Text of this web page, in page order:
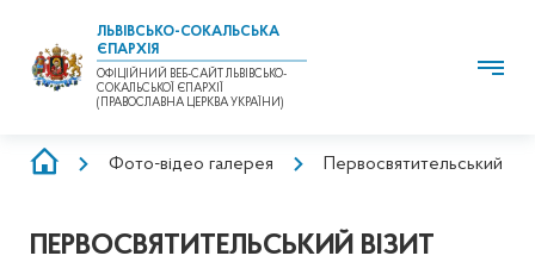
ЛЬВІВСЬКО-СОКАЛЬСЬКА
ЄПАРХІЯ
ОФІЦІЙНИЙ ВЕБ-САЙТ ЛЬВІВСЬКО-
СОКАЛЬСЬКОЇ ЄПАРХІЇ
(ПРАВОСЛАВНА ЦЕРКВА УКРАЇНИ)
РЯДОКФото-відео галерея Первосвятительський
ПЕРВОСВЯТИТЕЛЬСЬКИЙ ВІЗИТ